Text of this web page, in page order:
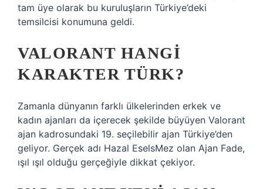
tam üye olarak bu kuruluşların Türkiye’deki
temsilcisi konumuna geldi.
VALORANT HANGI
KARAKTER TÜRK?
Zamanla dünyanın farklı ülkelerinden erkek ve
kadın ajanları da içerecek şekilde büyüyen Valorant
ajan kadrosundaki 19. seçilebilir ajan Türkiye’den
geliyor. Gerçek adı Hazal EselsMez olan Ajan Fade,
ışıl ışıl olduğu gerçeğiyle dikkat çekiyor.